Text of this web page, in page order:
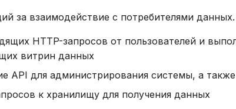
за взаимодействие с потребителями
HTTP-запросов от пользователей и
витрин данных
API для администрирования системы, а
к хранилищу для получения данных